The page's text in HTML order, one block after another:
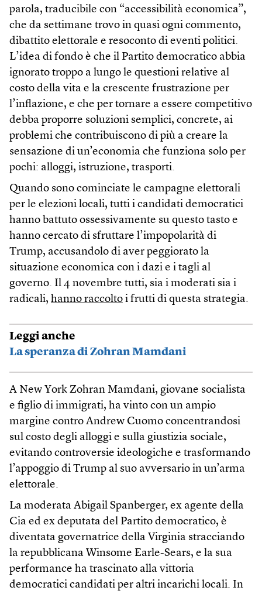
parola, traducibile con “accessibilità economica”,
che da settimane trovo in quasi ogni commento,
dibattito elettorale e resoconto di eventi politici.
L’idea di fondo è che il Partito democratico abbia
ignorato troppo a lungo le questioni relative al
costo della vita e la crescente frustrazione per
l’inflazione, e che per tornare a essere competitivo
debba proporre soluzioni semplici, concrete, ai
problemi che contribuiscono di più a creare la
sensazione di un’economia che funziona solo per
pochi: alloggi, istruzione, trasporti.
Quando sono cominciate le campagne elettorali
per le elezioni locali, tutti i candidati democratici
hanno battuto ossessivamente su questo tasto e
hanno cercato di sfruttare l’impopolarità di
Trump, accusandolo di aver peggiorato la
situazione economica con i dazi e i tagli al
governo. Il 4 novembre tutti, sia i moderati sia i
radicali, hanno raccolto i frutti di questa strategia.
Leggi anche
La speranza di Zohran Mamdani
A New York Zohran Mamdani, giovane socialista
e figlio di immigrati, ha vinto con un ampio
margine contro Andrew Cuomo concentrandosi
sul costo degli alloggi e sulla giustizia sociale,
evitando controversie ideologiche e trasformando
l’appoggio di Trump al suo avversario in un’arma
elettorale.
La moderata Abigail Spanberger, ex agente della
Cia ed ex deputata del Partito democratico, è
diventata governatrice della Virginia stracciando
la repubblicana Winsome Earle-Sears, e la sua
performance ha trascinato alla vittoria
democratici candidati per altri incarichi locali. In